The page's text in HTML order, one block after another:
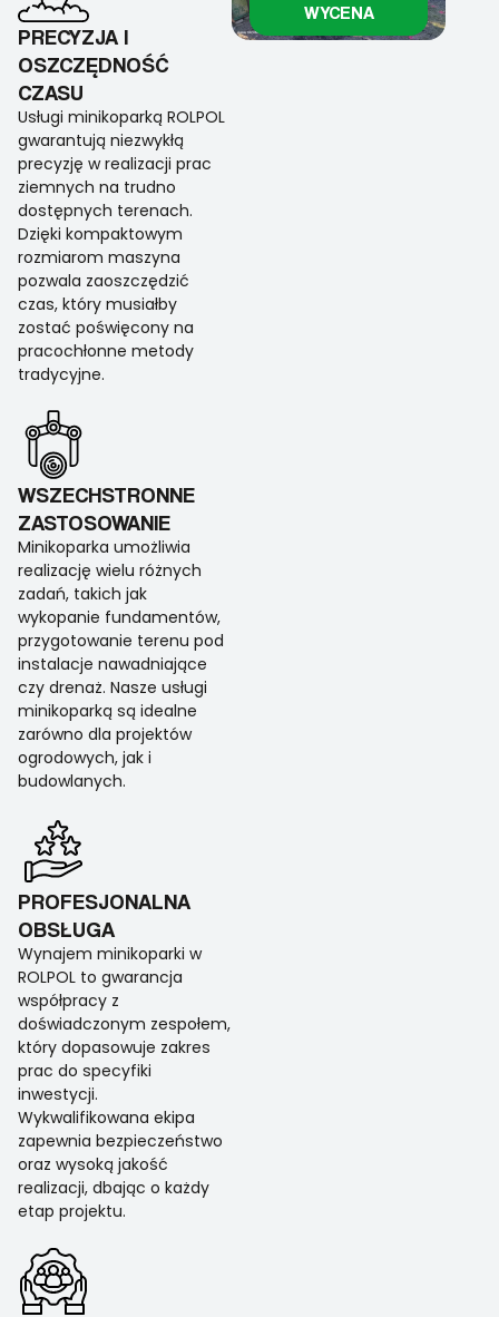
PRECYZJA I
OSZCZĘDNOŚĆ
CZASU
Usługi minikoparką ROLPOL
gwarantują niezwykłą
precyzję w realizacji prac
ziemnych na trudno
dostępnych terenach.
Dzięki kompaktowym
rozmiarom maszyna
pozwala zaoszczędzić
czas, który musiałby
zostać poświęcony na
pracochłonne metody
tradycyjne.
WSZECHSTRONNE
ZASTOSOWANIE
Minikoparka umożliwia
realizację wielu różnych
zadań, takich jak
wykopanie fundamentów,
przygotowanie terenu pod
instalacje nawadniające
czy drenaż. Nasze usługi
minikoparką są idealne
zarówno dla projektów
ogrodowych, jak i
budowlanych.
PROFESJONALNA
OBSŁUGA
Wynajem minikoparki w
ROLPOL to gwarancja
współpracy z
doświadczonym zespołem,
który dopasowuje zakres
prac do specyfiki
inwestycji.
Wykwalifikowana ekipa
zapewnia bezpieczeństwo
oraz wysoką jakość
realizacji, dbając o każdy
etap projektu.
WYCENA